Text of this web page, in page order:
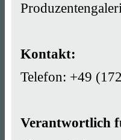
Kontakt:
Telefon: +49
Verantwortlich